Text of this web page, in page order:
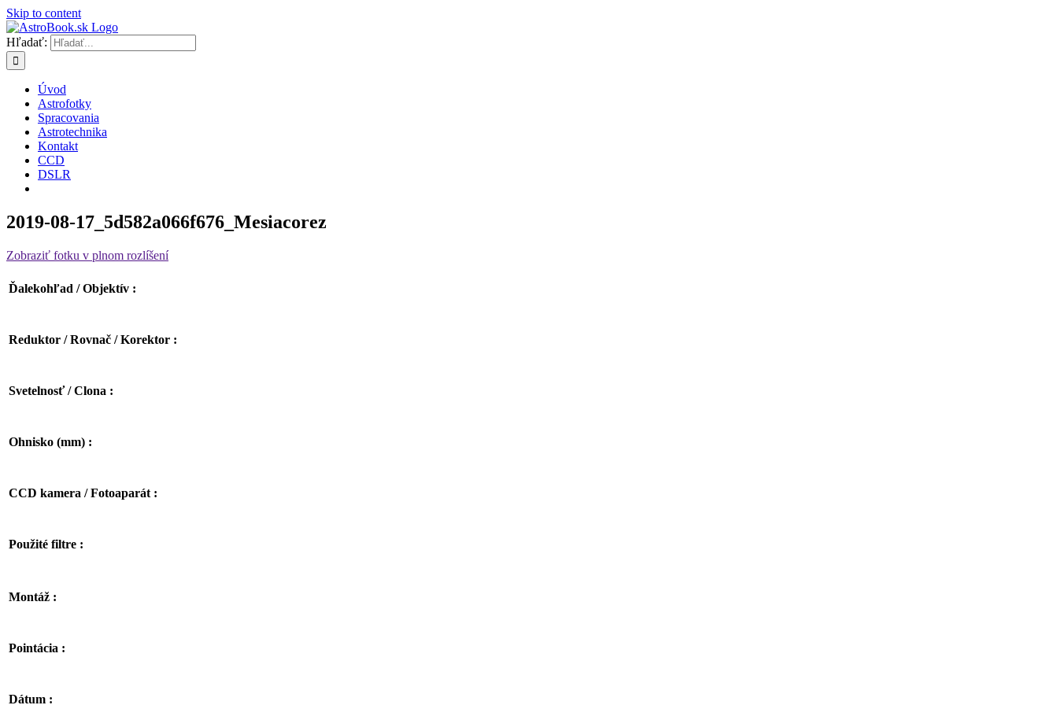
Skip to content
Hľadať:
Úvod
Astrofotky
Spracovania
Astrotechnika
Kontakt
CCD
DSLR
2019-08-17_5d582a066f676_Mesiacorez
Zobraziť fotku v plnom rozlíšení
Ďalekohľad / Objektív :
Reduktor / Rovnač / Korektor :
Svetelnosť / Clona :
Ohnisko (mm) :
CCD kamera / Fotoaparát :
Použité filtre :
Montáž :
Pointácia :
Dátum :